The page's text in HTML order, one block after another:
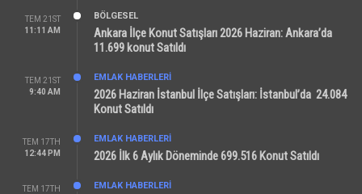
TEM 21ST
11:11 AM
BÖLGESEL
Ankara İlçe Konut Satışları 2026 Haziran: Ankara’da
11.699 konut Satıldı
TEM 21ST
9:40 AM
EMLAK HABERLERI
2026 Haziran İstanbul İlçe Satışları: İstanbul’da 24.084
Konut Satıldı
TEM 17TH
12:44 PM
EMLAK HABERLERI
2026 İlk 6 Aylık Döneminde 699.516 Konut Satıldı
TEM 17TH
EMLAK HABERLERI